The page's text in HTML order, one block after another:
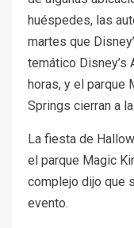
huéspedes, las
martes que
temático Disney’s
horas, y el parque
Springs cierran a
La fiesta de
el parque Magic
complejo dijo que
evento.